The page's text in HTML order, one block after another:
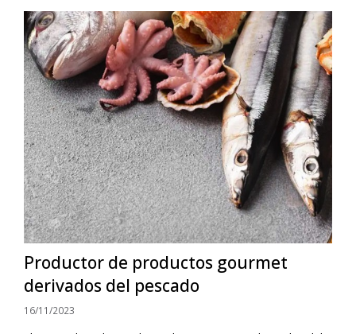
Productor de productos gourmet
derivados del pescado
16/11/2023